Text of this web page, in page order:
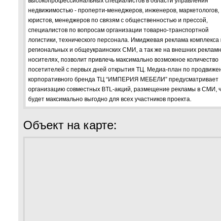
недвижимостью - проперти-менеджеров, инженеров, маркетологов,
юристов, менеджеров по связям с общественностью и прессой,
специалистов по вопросам организации товарно-транспортной
логистики, технического персонала. Имиджевая реклама комплекса
региональных и общеукраинских СМИ, а так же на внешних
носителях, позволит привлечь максимально возможное количество
посетителей с первых дней открытия ТЦ. Медиа-план по
корпоративного бренда ТЦ “ИМПЕРИЯ МЕБЕЛИ” предусматривает
организацию совместных BTL-акций, размещение рекламы в СМИ,
будет максимально выгодно для всех участников проекта.
Объект на карте: